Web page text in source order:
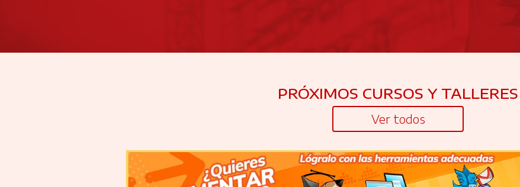
PRÓXIMOS CURSOS Y TALLERES
Ver todos